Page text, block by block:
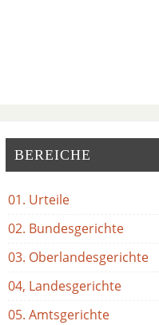
BEREICHE
01. Urteile
02. Bundesgerichte
03. Oberlandesgerichte
04, Landesgerichte
05. Amtsgerichte